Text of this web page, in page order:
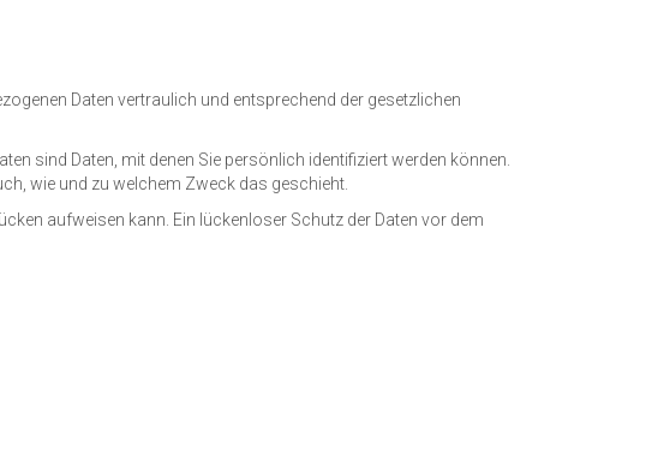
Daten vertraulich und entsprechend der gesetzlichen
sind Daten, mit denen Sie persönlich identifiziert werden können.
wie und zu welchem Zweck das geschieht.
aufweisen kann. Ein lückenloser Schutz der Daten vor dem